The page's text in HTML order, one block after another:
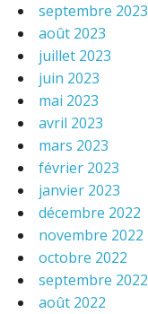
septembre 2023
août 2023
juillet 2023
juin 2023
mai 2023
avril 2023
mars 2023
février 2023
janvier 2023
décembre 2022
novembre 2022
octobre 2022
septembre 2022
août 2022